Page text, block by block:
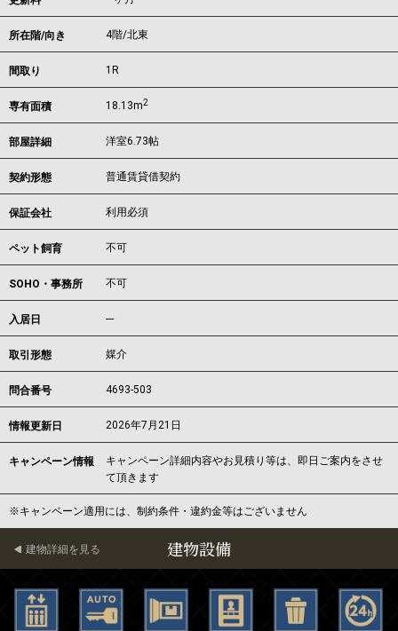
所在階/向き 4階/北東
間取り 1R
専有面積 18.13m2
部屋詳細 洋室6.73帖
契約形態 普通賃貸借契約
保証会社 利用必須
ペット飼育 不可
SOHO・事務所 不可
入居日 ---
取引形態 媒介
問合番号 4693-503
情報更新日 2026年7月21日
キャンペーン情報
キャンペーン詳細内容やお見積り等は、即日ご案内をさせ
て頂きます
※キャンペーン適用には、制約条件・違約金等はございません
建物設備
建物詳細を見る